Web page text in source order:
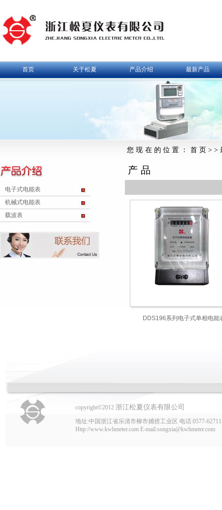
首页 关于松夏 产品介绍 最新产品
电子式电能表
机械式电能表
载波表
您现在的位置：首页>>
产品
DDS196系列电子式单相电能
copyright©2012 浙江松夏仪表有限公司
地址:中国浙江省乐清市柳市捕捞工业区 电话:0577-
Http://www.kwhmeter.com E-mail:songxia@kwhmeter.com